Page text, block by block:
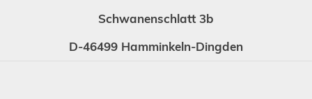
Schwanenschlatt 3b
D-46499 Hamminkeln-Dingden